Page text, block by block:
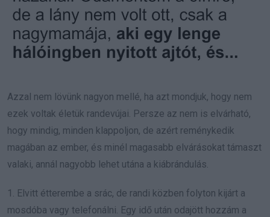
Azzal nem lövünk nagyon mellé, ha azt mondjuk, hogy nem
ezek voltak életük randevújai. Persze az nem is elvárható,
hogy mindig, minden klappoljon, de azért reménykedik
magában az ember, és minél magasabb elvárásokat támaszt
valaki, annál nagyobb lehet utána a kiábrándulás.
1. Elvitt étterembe a srác, de randi közben folyton kijárt a
mosdóba vagy telefonálni. Egy idő után odajött hozzám a